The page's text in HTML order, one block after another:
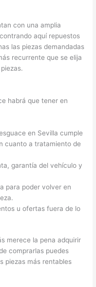
con una amplia
aquí repuestos
las piezas demandadas
recurrente que se elija
habrá que tener en
en Sevilla cumple
cuanto a tratamiento de
garantía del vehículo y
para poder volver en
u ofertas fuera de lo
merece la pena adquirir
comprarlas puedes
piezas más rentables